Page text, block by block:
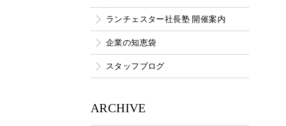
ランチェスター社長塾 開催案内
企業の知恵袋
スタッフブログ
ARCHIVE